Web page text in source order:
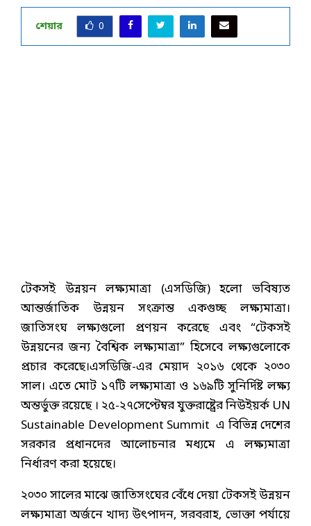
শেয়ার 0
টেকসই উন্নয়ন লক্ষ্যমাত্রা (এসডিজি) হলো ভবিষ্যত
আন্তর্জাতিক উন্নয়ন সংক্রান্ত একগুচ্ছ লক্ষ্যমাত্রা।
জাতিসংঘ লক্ষ্যগুলো প্রণয়ন করেছে এবং “টেকসই
উন্নয়নের জন্য বৈশ্বিক লক্ষ্যমাত্রা” হিসেবে লক্ষ্যগুলোকে
প্রচার করেছে।এসডিজি-এর মেয়াদ ২০১৬ থেকে ২০৩০
সাল। এতে মোট ১৭টি লক্ষ্যমাত্রা ও ১৬৯টি সুনির্দিষ্ট লক্ষ্য
অন্তর্ভুক্ত রয়েছে । ২৫-২৭সেপ্টেম্বর যুক্তরাষ্ট্রের নিউইয়র্ক UN
Sustainable Development Summit এ বিভিন্ন দেশের
সরকার প্রধানদের আলোচনার মধ্যমে এ লক্ষ্যমাত্রা
নির্ধারণ করা হয়েছে।
২০৩০ সালের মাঝে জাতিসংঘের বেঁধে দেয়া টেকসই উন্নয়ন
লক্ষ্যমাত্রা অর্জনে খাদ্য উৎপাদন, সরবরাহ, ভোক্তা পর্যায়ে